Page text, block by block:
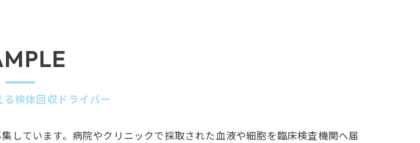
検体回収ドライバー
しています。病院やクリニックで採取された血液や細胞を臨床検査機関へ届